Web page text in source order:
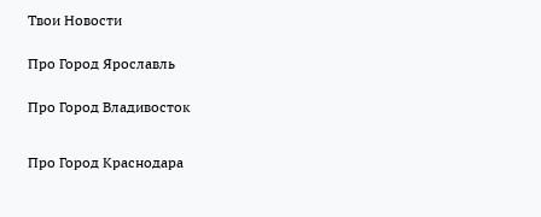
Твои Новости
Про Город Ярославль
Про Город Владивосток
Про Город Краснодара